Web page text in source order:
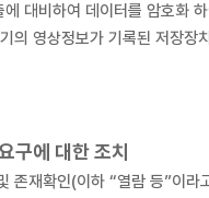
출에 대비하여 데이터를 암
의 영상정보가 기록된 저장
구에 대한 조치
존재확인(이하 “열람 등”이